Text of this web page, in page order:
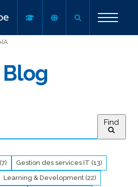
IA
Blog
Find
Gestion des services IT (13)
Learning & Development (22)